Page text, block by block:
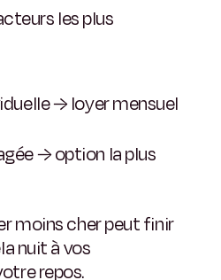
les plus
→ loyer mensuel
→ option la plus
moins cher peut finir
nuit à vos
repos.